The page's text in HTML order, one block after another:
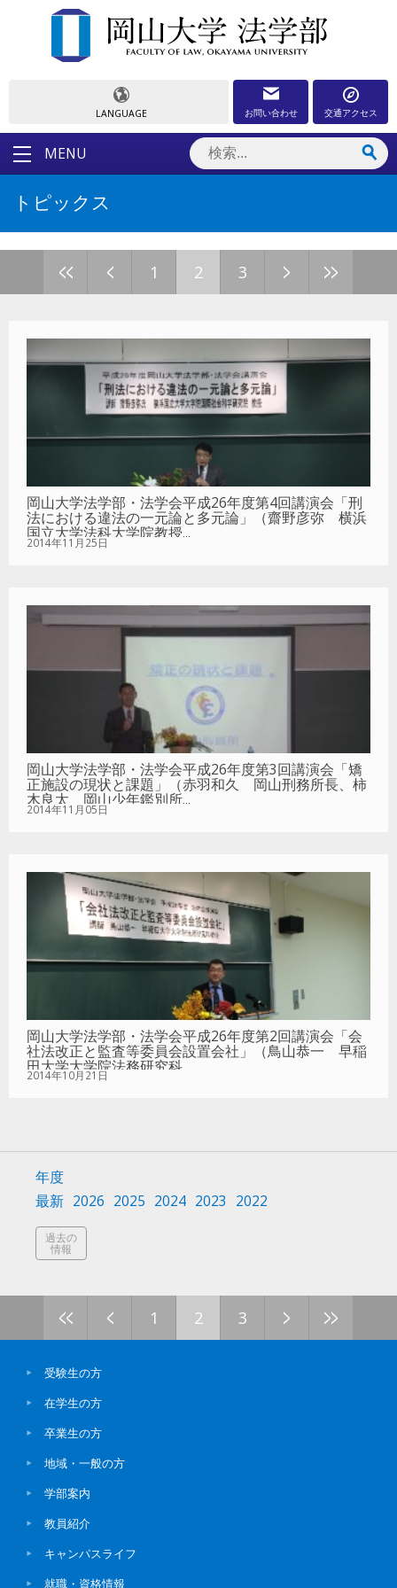
LANGUAGE お問い合わせ 交通アクセス
MENU
トピックス
<< < 1 2 3 > >>
岡山大学法学部・法学会平成26年度第4回講演会「刑
法における違法の一元論と多元論」（齋野彦弥 横浜
国立大学法科大学院教授...
2014年11月25日
岡山大学法学部・法学会平成26年度第3回講演会「矯
正施設の現状と課題」（赤羽和久 岡山刑務所長、柿
木良太 岡山少年鑑別所...
2014年11月05日
岡山大学法学部・法学会平成26年度第2回講演会「会
社法改正と監査等委員会設置会社」（鳥山恭一 早稲
田大学大学院法務研究科...
2014年10月21日
年度
最新 2026 2025 2024 2023 2022
過去の
情報
<< < 1 2 3 > >>
受験生の方
在学生の方
卒業生の方
地域・一般の方
学部案内
教員紹介
キャンパスライフ
就職・資格情報